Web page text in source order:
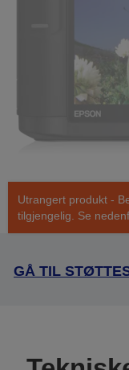
Utrangert produkt -
tilgjengelig. Se
GÅ TIL